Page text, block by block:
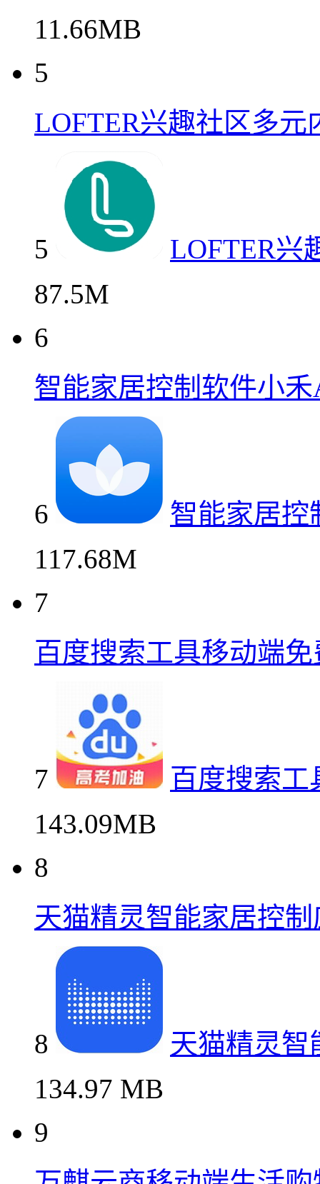
11.66MB
5
LOFTER兴趣社区多元
5
LOFTER兴
87.5M
6
智能家居控制软件小禾
6
智能家居控
117.68M
7
百度搜索工具移动端
7
百度搜索工
143.09MB
8
天猫精灵智能家居控
8
天猫精灵智
134.97 MB
9